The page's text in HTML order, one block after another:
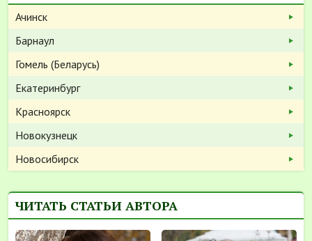
Ачинск
Барнаул
Гомель (Беларусь)
Екатеринбург
Красноярск
Новокузнецк
Новосибирск
ЧИТАТЬ СТАТЬИ АВТОРА